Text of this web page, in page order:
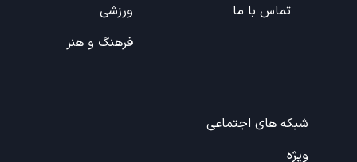
تماس با ما
ورزشی
فرهنگ و هنر
شبکه های اجتماعی
ویژه